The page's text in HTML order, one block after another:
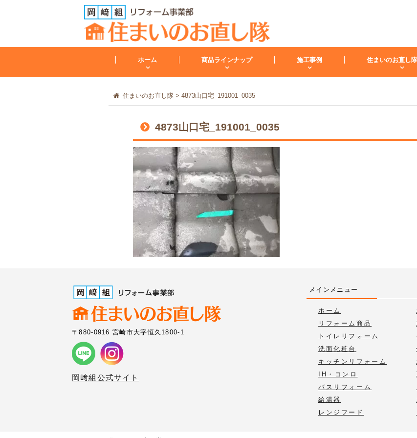
ホーム 商品ラインナップ
トイレリフォーム 洗面台 レンジフード
キッチンリフォーム
施工事例
トイレ キッチン バスルーム
レンジフード 小工事・修理
その他
住まいのお直し
会社案内 スタッフ紹介 お客様の声
工事保証について リフォームコラム
住まいのお直し隊> 4873山口宅_191001_0035
4873山口宅_191001_0035
〒880-0916 宮崎市大字恒久1800-1
岡﨑組公式サイト
メインメニュー
ホーム
リフォーム商品
トイレリフォーム
洗面化粧台
キッチンリフォーム
IH・コンロ
バスリフォーム
給湯器
レンジフード